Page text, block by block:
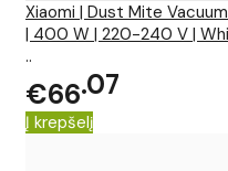
Xiaomi | Dust Mite
| 400 W | 220-240 V |
..
€66 07
Į krepšelį